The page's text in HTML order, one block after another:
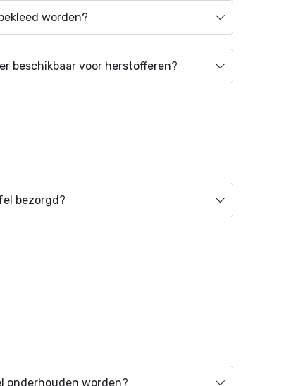
worden?
beschikbaar voor herstofferen?
bezorgd?
onderhouden worden?